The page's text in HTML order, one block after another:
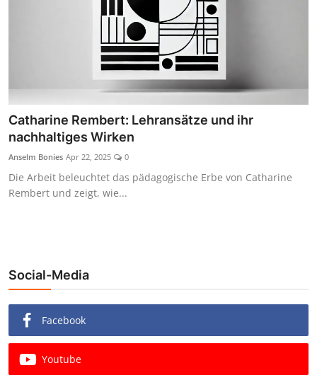
Catharine Rembert: Lehransätze und ihr
nachhaltiges Wirken
Anselm Bonies Apr 22, 2025 0
Die Arbeit beleuchtet das pädagogische Erbe von Catharine
Rembert und zeigt, wie...
Social-Media
Facebook
Youtube